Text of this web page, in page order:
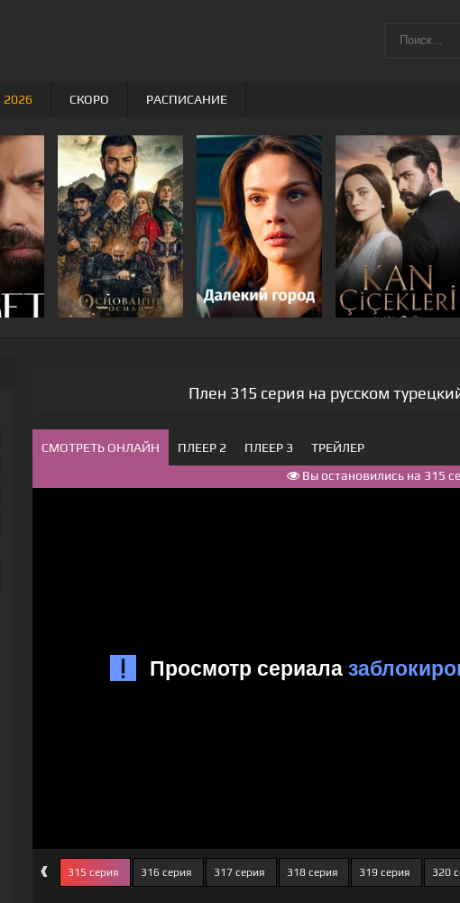
Плен 315 серия на русском
СМОТРЕТЬ ОНЛАЙН ПЛЕЕР 2 ПЛЕЕР 3
ТРЕЙЛЕР
Вы остановились на 315
‹
314 серия 315 серия 316 серия 317 серия 318 серия 319 серия 320
2026 СКОРО РАСПИСАНИЕ